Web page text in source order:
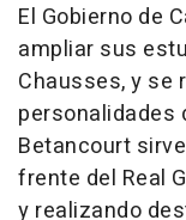
El Gobierno de
ampliar sus
Chausses, y se
personalidades
Betancourt
frente del Real
y realizando